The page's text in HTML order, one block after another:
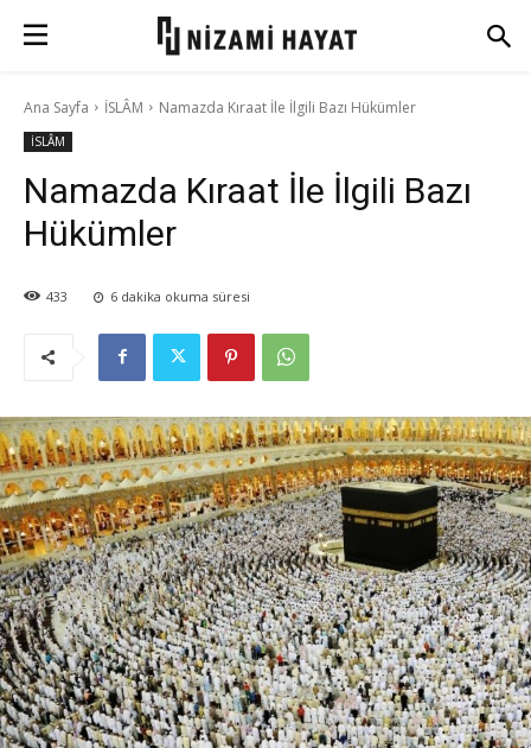
Ana Sayfa İSLÂM Namazda Kıraat İle İlgili Bazı Hükümler
İSLÂM
Namazda Kıraat İle İlgili Bazı
Hükümler
433 6 dakika okuma süresi